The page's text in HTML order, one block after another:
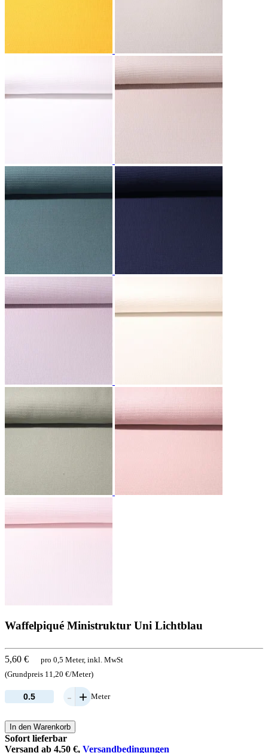
Waffelpiqué Ministruktur Uni Lichtblau
5,60 €
pro 0,5 Meter, inkl. MwSt
(Grundpreis 11,20 €/Meter)
- + Meter
In den Warenkorb
Sofort lieferbar
Versand ab 4,50 €, Versandbedingungen